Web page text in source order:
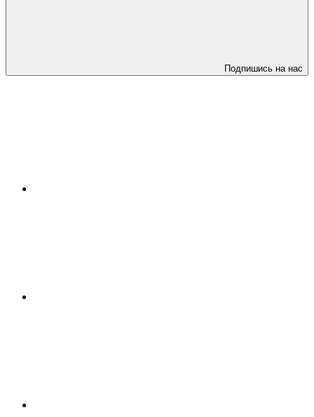
Подпишись на нас